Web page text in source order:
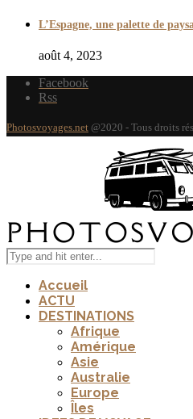
L’Espagne, une palette de
août 4, 2023
Facebook
Rss
Photosvoyages.net @2020 - Tous droits
Accueil
ACTU
DESTINATIONS
Afrique
Amérique
Asie
Australie
Europe
Îles